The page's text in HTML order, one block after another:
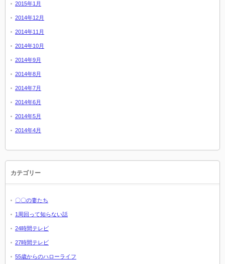
2015年1月
2014年12月
2014年11月
2014年10月
2014年9月
2014年8月
2014年7月
2014年6月
2014年5月
2014年4月
カテゴリー
〇〇の妻たち
1周回って知らない話
24時間テレビ
27時間テレビ
55歳からのハローライフ